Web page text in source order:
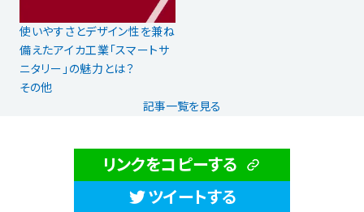
使いやすさとデザイン性を兼ね
備えたアイカ工業「スマートサ
ニタリー」の魅力とは？
その他
記事一覧を見る
リンクをコピーする
ツイートする